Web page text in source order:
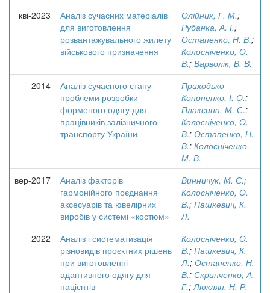
кві-2023
Аналіз сучасних матеріалів
для виготовлення
розвантажувального жилету
військового призначення
Олійник, Г. М.;
Рубанка, А. І.;
Остапенко, Н. В.;
Колосніченко, О.
В.; Варволік, В. В.
2014
Аналіз сучасного стану
проблеми розробки
форменого одягу для
працівників залізничного
транспорту України
Приходько-
Кононенко, І. О.;
Плаксина, М. С.;
Колосніченко, О.
В.; Остапенко, Н.
В.; Колосніченко,
М. В.
вер-2017
Аналіз факторів
гармонійного поєднання
аксесуарів та ювелірних
виробів у системі «костюм»
Винничук, М. С.;
Колосніченко, О.
В.; Пашкевич, К.
Л.
2022
Аналіз і систематизація
різновидів проєктних рішень
при виготовленні
адаптивного одягу для
пацієнтів
Колосніченко, О.
В.; Пашкевич, К.
Л.; Остапенко, Н.
В.; Скрипченко, А.
Г.;Люклян, Н. Р.